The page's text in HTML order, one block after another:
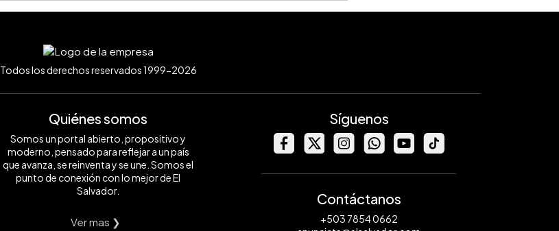
Todos los derechos reservados 1999-2026
Quiénes somos
Somos un portal abierto, propositivo y
moderno, pensado para reflejar a un país
que avanza, se reinventa y se une. Somos el
punto de conexión con lo mejor de El
Salvador.
Ver mas ❯
Síguenos
Contáctanos
+503 7854 0662